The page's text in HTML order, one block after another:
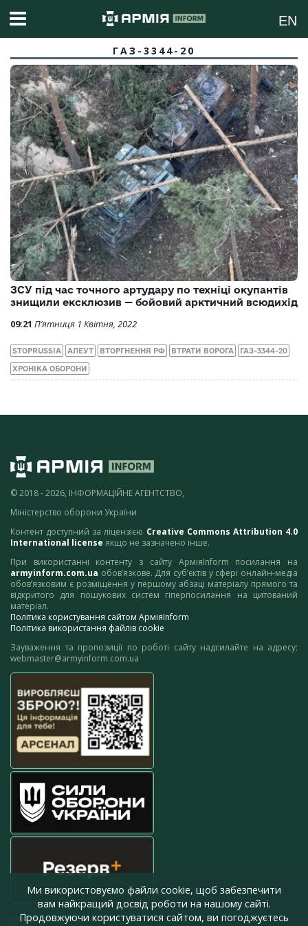
EN
ГАЗ-3344-20
ЗСУ під час точного артудару по техніці окупантів
знищили ексклюзив — бойовий арктичний всюдихід
09:21 П’ятниця 1 Квітня, 2022
STOPRUSSIA АЛЕУТ ВТОРГНЕННЯ РФ ВТРАТИ ВОРОГА ГАЗ-3344-20
ХРОНІКА ОБОРОНИ
© 2018 - 2026, ІНФОРМАЦІЙНЕ АГЕНТСТВО,
Міністерство оборони України
Контент доступний за ліцензією Creative Commons Attribution 4.0
International license якщо не зазначено інше.
При використанні контенту з сайту АрміяInform посилання на
armyinform.com.ua обов’язкове. Для суб’єктів у сфері онлайн-медіа
обов’язковим є розміщення у першому абзаці матеріалу прямого та
відкритого для пошукових систем гіперпосилання на цитований
матеріал.
Політика користування сайтом АрміяInform
Політика використання файлів cookie
Зауваження та пропозиції по роботі сайту надсилайте на адресу:
webmaster@armyinform.com.ua
press@armyinform.com.ua
Ми використовуємо файли cookie, щоб забезпечити
вам найкращий досвід роботи на нашому сайті.
Продовжуючи користуватися сайтом, ви погоджуєтесь